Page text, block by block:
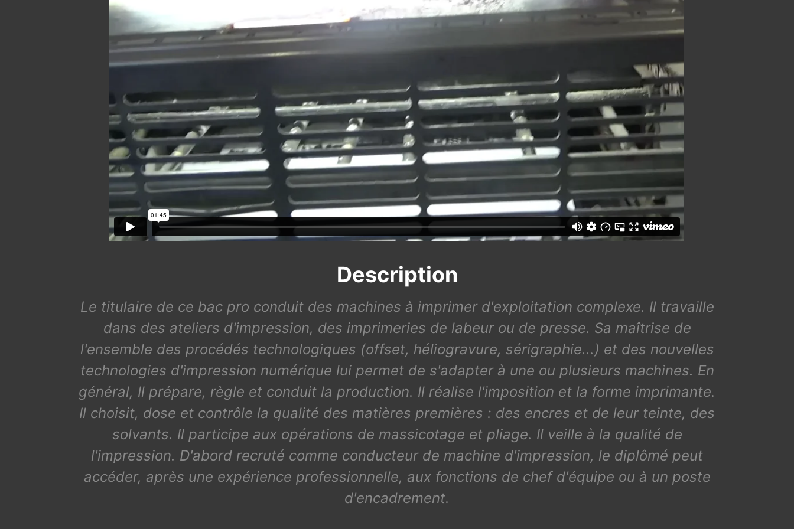
Description
Le titulaire de ce bac pro conduit des machines à imprimer d'exploitation complexe. Il travaille
dans des ateliers d'impression, des imprimeries de labeur ou de presse. Sa maîtrise de
l'ensemble des procédés technologiques (offset, héliogravure, sérigraphie...) et des nouvelles
technologies d'impression numérique lui permet de s'adapter à une ou plusieurs machines. En
général, Il prépare, règle et conduit la production. Il réalise l'imposition et la forme imprimante.
Il choisit, dose et contrôle la qualité des matières premières : des encres et de leur teinte, des
solvants. Il participe aux opérations de massicotage et pliage. Il veille à la qualité de
l'impression. D'abord recruté comme conducteur de machine d'impression, le diplômé peut
accéder, après une expérience professionnelle, aux fonctions de chef d'équipe ou à un poste
d'encadrement.